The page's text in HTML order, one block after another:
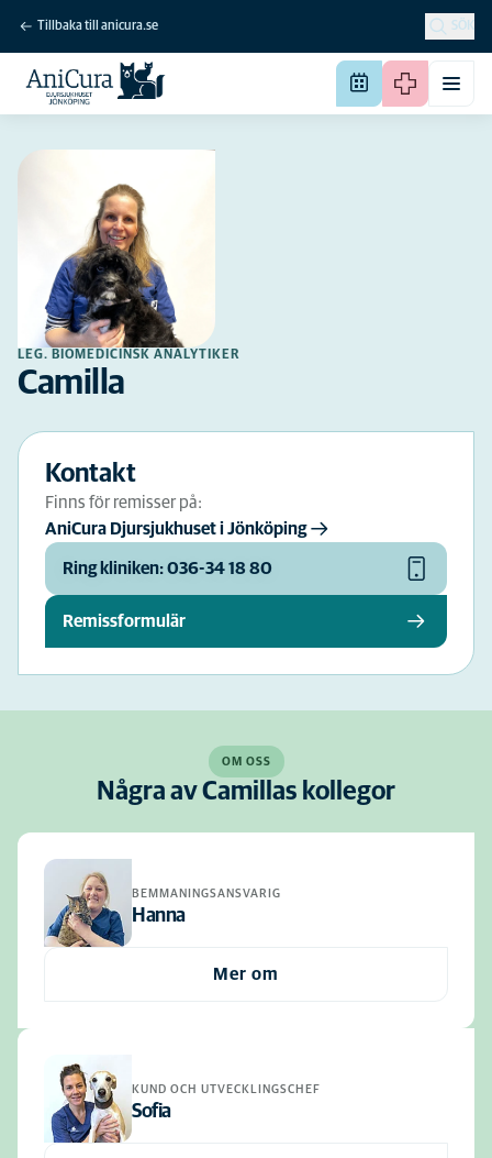
Tillbaka till anicura.se SÖK
LEG. BIOMEDICINSK ANALYTIKER
Camilla
Kontakt
Finns för remisser på:
AniCura Djursjukhuset i Jönköping
Ring kliniken: 036-34 18 80
Remissformulär
OM OSS
Några av Camillas kollegor
BEMMANINGSANSVARIG
Hanna
Mer om
KUND OCH UTVECKLINGSCHEF
Sofia